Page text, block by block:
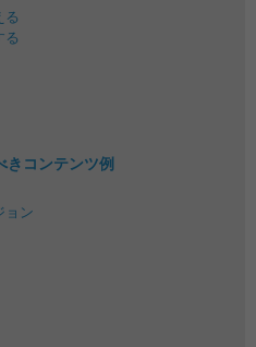
る
る
きコンテンツ例
ョン